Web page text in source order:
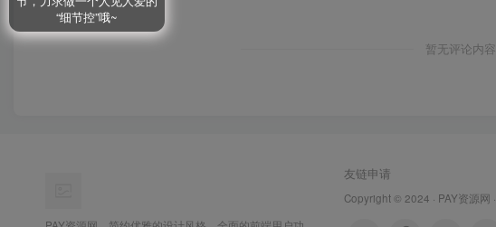
暂无评论内容
友链申请
Copyright © 2024 · PAY资源网 ·